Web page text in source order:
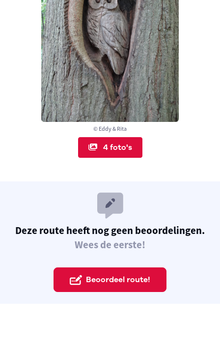
© Eddy & Rita
4 foto's
Deze route heeft nog geen beoordelingen.
Wees de eerste!
Beoordeel route!